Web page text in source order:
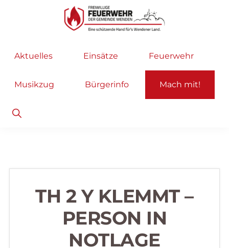
Hauptnavigation
Feuerwehr
helfen
selbstverständlich!
Aktuelles Einsätze Feuerwehr
Musikzug Bürgerinfo Mach mit!
Show
Search
TH 2 Y KLEMMT –
PERSON IN
NOTLAGE